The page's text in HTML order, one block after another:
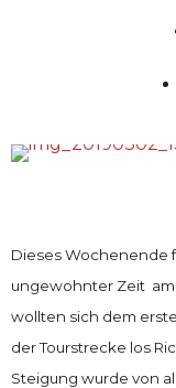
Dieses Wochenende
ungewohnter Zeit am
wollten sich dem
der Tourstrecke los
Steigung wurde von